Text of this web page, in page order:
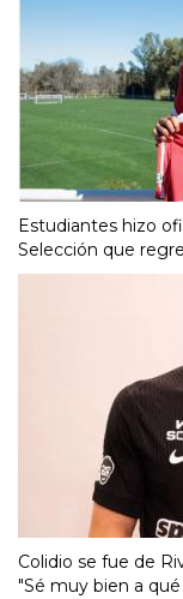
Estudiantes hizo
Selección que
Colidio se fue de
"Sé muy bien a